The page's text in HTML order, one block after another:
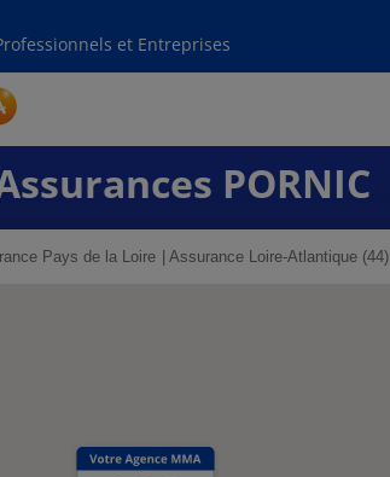
et Entreprises
PORNIC
Pays de la Loire Assurance Loire-Atlantique (44)